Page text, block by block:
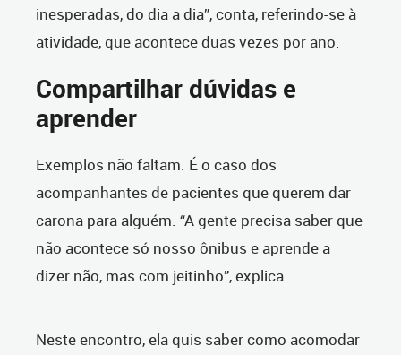
inesperadas, do dia a dia”, conta, referindo-se à
atividade, que acontece duas vezes por ano.
Compartilhar dúvidas e
aprender
Exemplos não faltam. É o caso dos
acompanhantes de pacientes que querem dar
carona para alguém. “A gente precisa saber que
não acontece só nosso ônibus e aprende a
dizer não, mas com jeitinho”, explica.
Neste encontro, ela quis saber como acomodar